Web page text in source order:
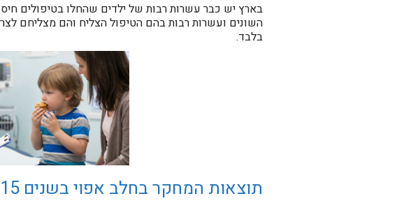
בארץ יש כבר עשרות רבות של ילדים שהחלו בטיפולים
השונים ועשרות רבות בהם הטיפול הצליח והם מצליחם
בלבד.
תוצאות המחקר בחלב אפוי בשנים 2014-2015